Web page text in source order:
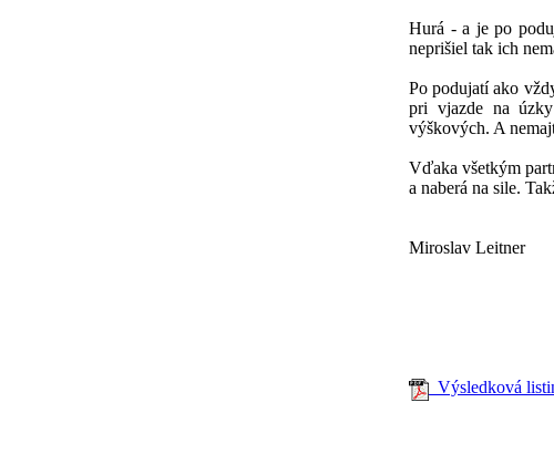
Hurá - a je po
neprišiel tak ich
Po podujatí ako
pri vjazde na
výškových. A
Vďaka všetkým
a naberá na sile.
Miroslav Leitner
Výsledková